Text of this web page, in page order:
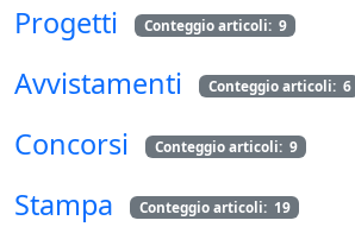
Progetti Conteggio articoli: 9
Avvistamenti Conteggio articoli: 6
Concorsi Conteggio articoli: 9
Stampa Conteggio articoli: 19